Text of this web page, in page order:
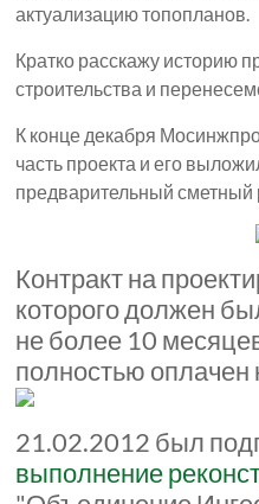
актуализацию топопланов.
Кратко расскажу историю
строительства и
К конце декабря
часть проекта и его
предварительный сметный
Контракт на
которого должен
не более 10
полностью оплачен
21.02.2012 был
выполнение